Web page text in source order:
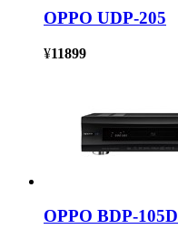
OPPO UDP-205
¥11899
OPPO BDP-105D